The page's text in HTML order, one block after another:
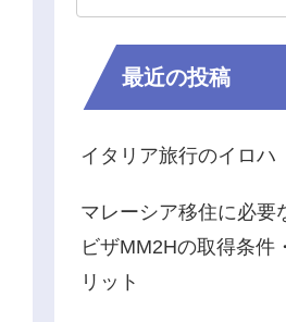
最近の投稿
イタリア旅行のイロハ
マレーシア移住に必要
ビザMM2Hの取得条件
リット